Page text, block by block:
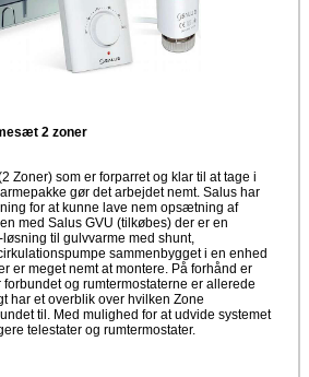
2 zoner
Zoner) som er forparret og klar til at tage i
gør det arbejdet nemt. Salus har
for at kunne lave nem opsætning af
med Salus GVU (tilkøbes) der er en
til gulvvarme med shunt,
sammenbygget i en enhed
er meget nemt at montere. På forhånd er
og rumtermostaterne er allerede
har et overblik over hvilken Zone
til. Med mulighed for at udvide systemet
telestater og rumtermostater.